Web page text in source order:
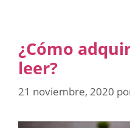
¿Cómo
leer?
21 noviembre, 2020